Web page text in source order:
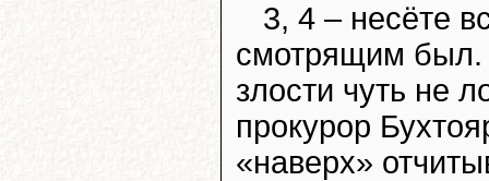
3, 4 – несёте
смотрящим был.
злости чуть не
прокурор
«наверх»